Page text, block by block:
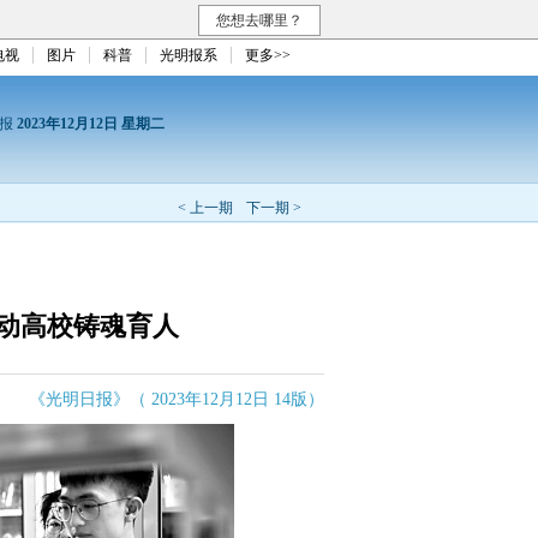
您想去哪里？
视 图片 科普 光明报系 更多>>
2023年12月12日 星期二
< 上一期 下一期 >
高校铸魂育人
《光明日报》（ 2023年12月12日 14版）